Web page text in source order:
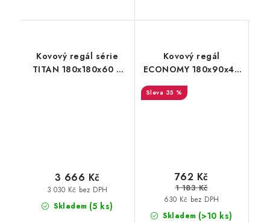
Kovový regál série
TITAN 180x180x60 4
Skladem (5 ks)
3 030 Kč bez DPH
3 666 Kč
Kovový regál
ECONOMY 180x90x40
černý
35 %
Skladem (>10 ks)
630 Kč bez DPH
762 Kč
1 183 Kč